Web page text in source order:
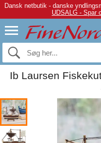
Dansk netbutik - danske
UDSALG - Spar
Ib Laursen